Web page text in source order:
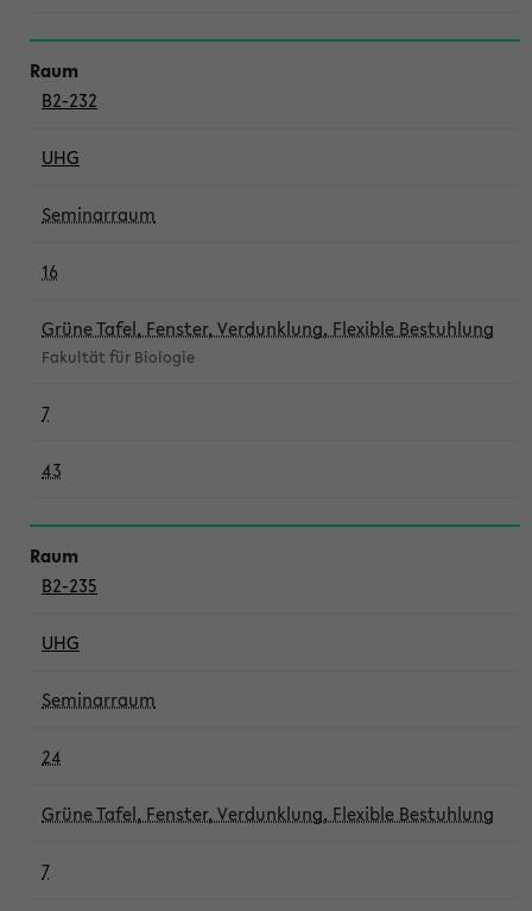
B2-232
UHG
Seminarraum
16
Grüne Tafel, Fenster, Verdunklung, Flexible Bestuhlung
Fakultät für Biologie
7
43
B2-235
UHG
Seminarraum
24
Grüne Tafel, Fenster, Verdunklung, Flexible Bestuhlung
7